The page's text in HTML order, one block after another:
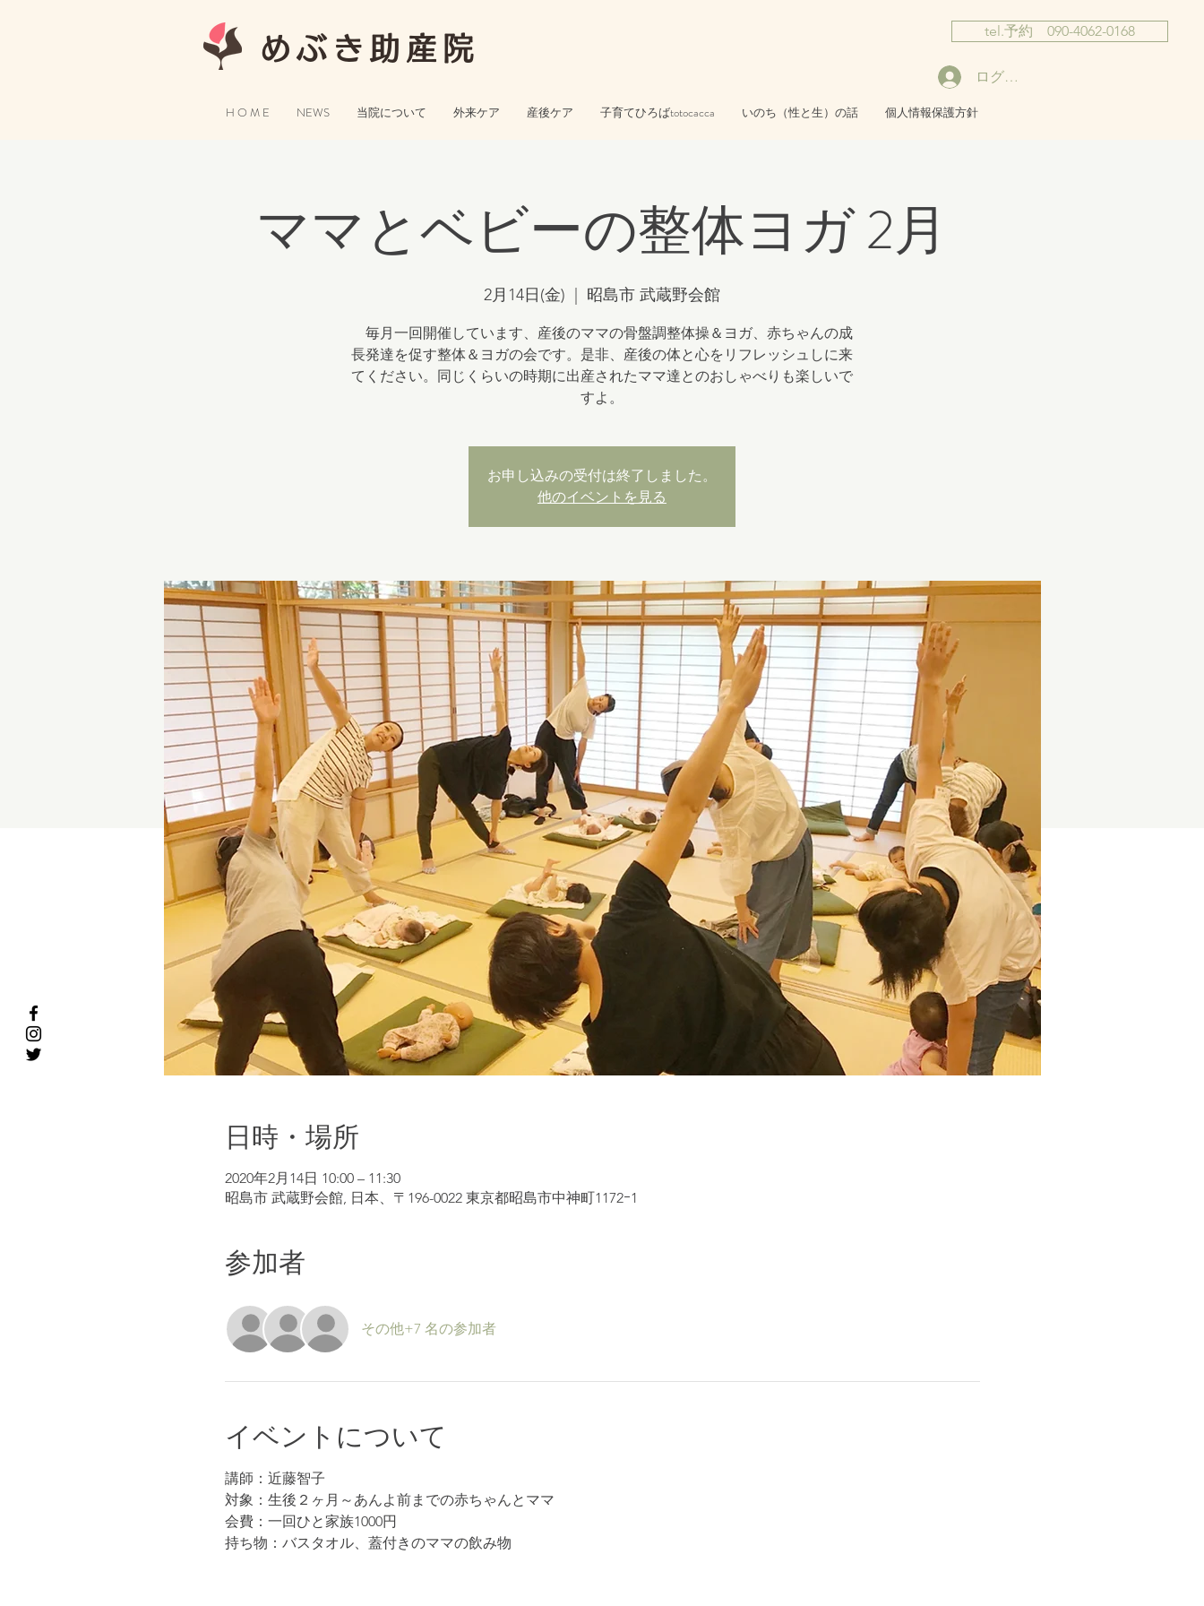
tel.予約 090-4062-0168
めぶき助産院
ログイン
H O M E NEWS 当院について 外来ケア 産後ケア 子育てひろばtotocacca いのち（性と生）の話 個人情報保護方針
ママとベビーの整体ヨガ 2月
2月14日(金) 昭島市 武蔵野会館
毎月一回開催しています、産後のママの骨盤調整体操＆ヨガ、赤ちゃんの成
長発達を促す整体＆ヨガの会です。是非、産後の体と心をリフレッシュしに来
てください。同じくらいの時期に出産されたママ達とのおしゃべりも楽しいで
すよ。
お申し込みの受付は終了しました。
他のイベントを見る
日時・場所
2020年2月14日 10:00 – 11:30
昭島市 武蔵野会館, 日本、〒196-0022 東京都昭島市中神町1172ｰ1
参加者
その他+7 名の参加者
イベントについて
講師：近藤智子
対象：生後２ヶ月～あんよ前までの赤ちゃんとママ
会費：一回ひと家族1000円
持ち物：バスタオル、蓋付きのママの飲み物